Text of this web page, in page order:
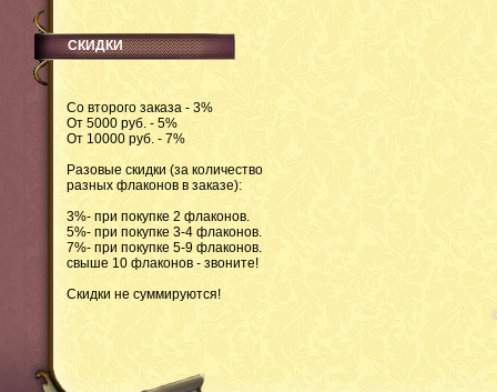
СКИДКИ
Со второго заказа - 3%
От 5000 руб. - 5%
От 10000 руб. - 7%
Разовые скидки (за количество
разных флаконов в заказе):
3%- при покупке 2 флаконов.
5%- при покупке 3-4 флаконов.
7%- при покупке 5-9 флаконов.
свыше 10 флаконов - звоните!
Скидки не суммируются!